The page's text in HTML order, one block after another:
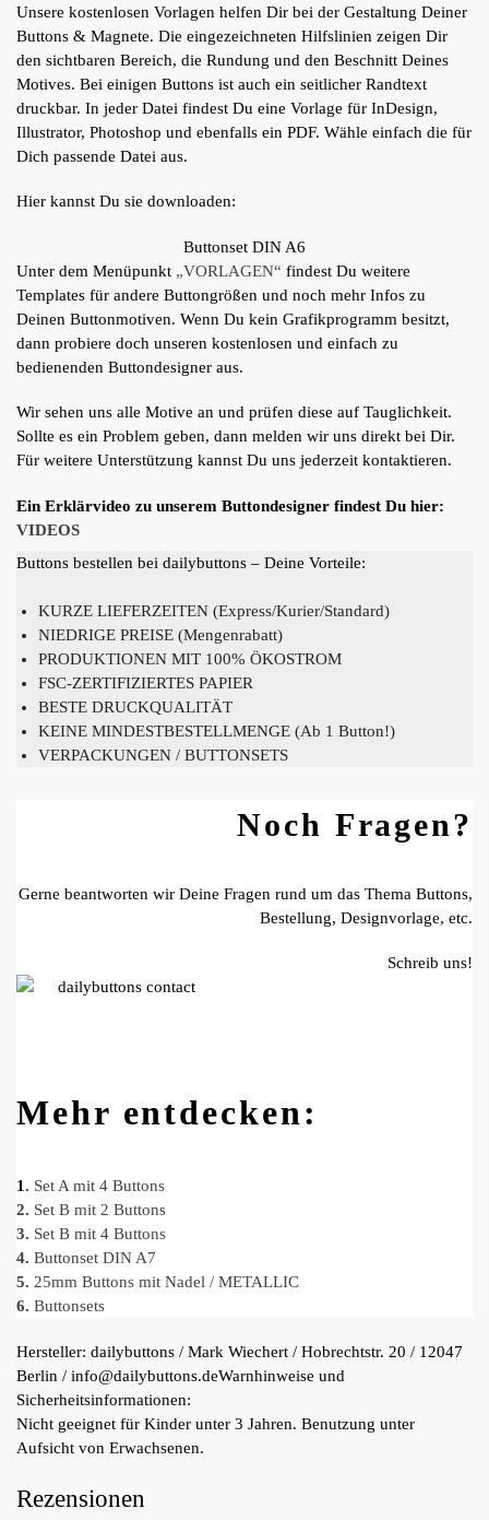
Unsere kostenlosen Vorlagen helfen Dir bei der Gestaltung Deiner
Buttons & Magnete. Die eingezeichneten Hilfslinien zeigen Dir
den sichtbaren Bereich, die Rundung und den Beschnitt Deines
Motives. Bei einigen Buttons ist auch ein seitlicher Randtext
druckbar. In jeder Datei findest Du eine Vorlage für InDesign,
Illustrator, Photoshop und ebenfalls ein PDF. Wähle einfach die für
Dich passende Datei aus.
Hier kannst Du sie downloaden:
Buttonset DIN A6
Unter dem Menüpunkt „VORLAGEN“ findest Du weitere
Templates für andere Buttongrößen und noch mehr Infos zu
Deinen Buttonmotiven. Wenn Du kein Grafikprogramm besitzt,
dann probiere doch unseren kostenlosen und einfach zu
bedienenden Buttondesigner aus.
Wir sehen uns alle Motive an und prüfen diese auf Tauglichkeit.
Sollte es ein Problem geben, dann melden wir uns direkt bei Dir.
Für weitere Unterstützung kannst Du uns jederzeit kontaktieren.
Ein Erklärvideo zu unserem Buttondesigner findest Du hier:
VIDEOS
Buttons bestellen bei dailybuttons – Deine Vorteile:
KURZE LIEFERZEITEN (Express/Kurier/Standard)
NIEDRIGE PREISE (Mengenrabatt)
PRODUKTIONEN MIT 100% ÖKOSTROM
FSC-ZERTIFIZIERTES PAPIER
BESTE DRUCKQUALITÄT
KEINE MINDESTBESTELLMENGE (Ab 1 Button!)
VERPACKUNGEN / BUTTONSETS
Noch Fragen?
Gerne beantworten wir Deine Fragen rund um das Thema Buttons,
Bestellung, Designvorlage, etc.
Schreib uns!
Mehr entdecken:
1. Set A mit 4 Buttons
2. Set B mit 2 Buttons
3. Set B mit 4 Buttons
4. Buttonset DIN A7
5. 25mm Buttons mit Nadel / METALLIC
6. Buttonsets
Hersteller: dailybuttons / Mark Wiechert / Hobrechtstr. 20 / 12047
Berlin / info@dailybuttons.deWarnhinweise und
Sicherheitsinformationen:
Nicht geeignet für Kinder unter 3 Jahren. Benutzung unter
Aufsicht von Erwachsenen.
Rezensionen